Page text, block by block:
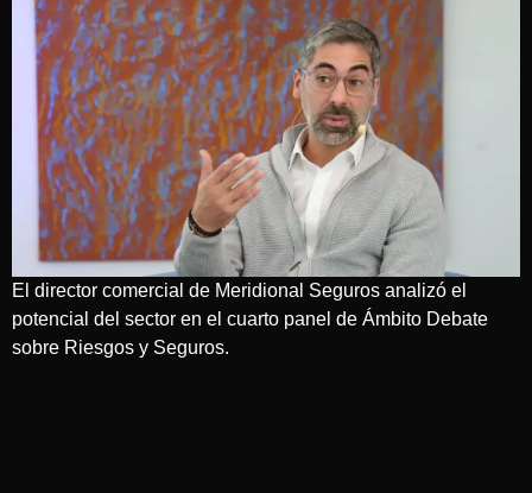
El director comercial de Meridional Seguros analizó el
potencial del sector en el cuarto panel de Ámbito Debate
sobre Riesgos y Seguros.